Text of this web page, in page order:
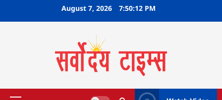
August 7, 2026 7:50:13 PM